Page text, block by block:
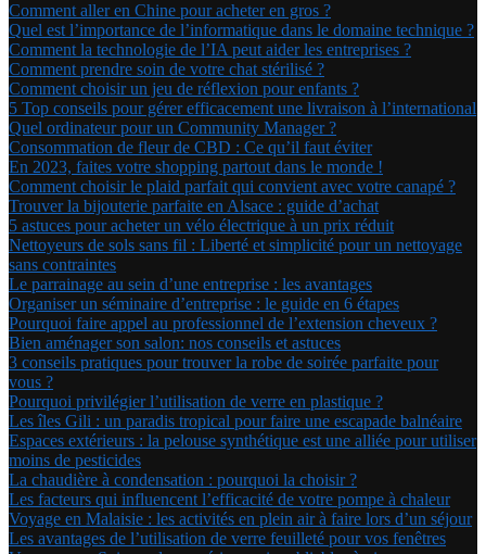
Comment aller en Chine pour acheter en gros ?
Quel est l’importance de l’informatique dans le domaine technique ?
Comment la technologie de l’IA peut aider les entreprises ?
Comment prendre soin de votre chat stérilisé ?
Comment choisir un jeu de réflexion pour enfants ?
5 Top conseils pour gérer efficacement une livraison à l’international
Quel ordinateur pour un Community Manager ?
Consommation de fleur de CBD : Ce qu’il faut éviter
En 2023, faites votre shopping partout dans le monde !
Comment choisir le plaid parfait qui convient avec votre canapé ?
Trouver la bijouterie parfaite en Alsace : guide d’achat
5 astuces pour acheter un vélo électrique à un prix réduit
Nettoyeurs de sols sans fil : Liberté et simplicité pour un nettoyage
sans contraintes
Le parrainage au sein d’une entreprise : les avantages
Organiser un séminaire d’entreprise : le guide en 6 étapes
Pourquoi faire appel au professionnel de l’extension cheveux ?
Bien aménager son salon: nos conseils et astuces
3 conseils pratiques pour trouver la robe de soirée parfaite pour
vous ?
Pourquoi privilégier l’utilisation de verre en plastique ?
Les îles Gili : un paradis tropical pour faire une escapade balnéaire
Espaces extérieurs : la pelouse synthétique est une alliée pour utiliser
moins de pesticides
La chaudière à condensation : pourquoi la choisir ?
Les facteurs qui influencent l’efficacité de votre pompe à chaleur
Voyage en Malaisie : les activités en plein air à faire lors d’un séjour
Les avantages de l’utilisation de verre feuilleté pour vos fenêtres